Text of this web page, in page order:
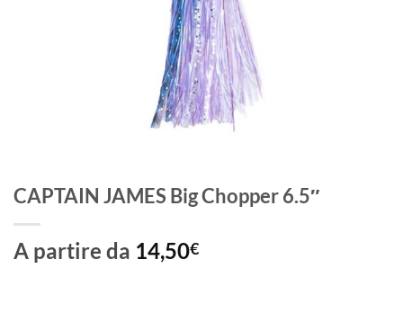
CAPTAIN JAMES Big Chopper 6.5″
A partire da 14,50€